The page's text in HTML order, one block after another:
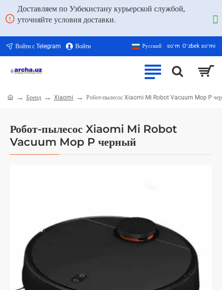
Доставляем по Узбекистану курьерской службой,
уточняйте условия доставки.
Войти с Telegram Войти Русский soʻm Oʻzbek soʻmi
Робот-пылесос Xiaomi Mi Robot
Vacuum Mop P черный
Бренд Xiaomi Робот-пылесос Xiaomi Mi Robot Vacuum Mop P